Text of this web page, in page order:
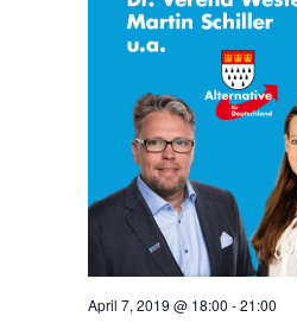
April 7, 2019 @ 18:00 -21:00